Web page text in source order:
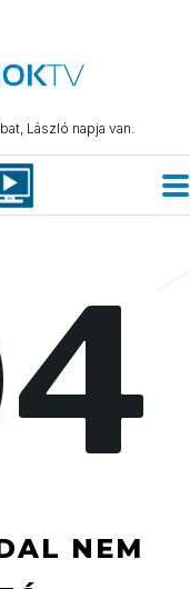
László napja van.
NEM